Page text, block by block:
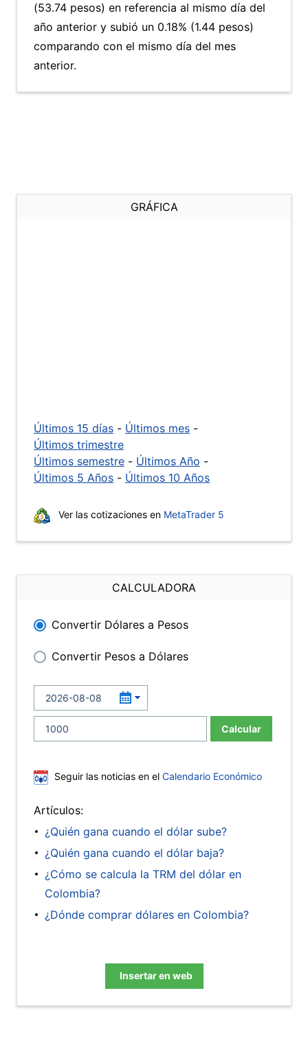
(53.74 pesos) en referencia al mismo día del
año anterior y subió un 0.18% (1.44 pesos)
comparando con el mismo día del mes
anterior.
GRÁFICA
Últimos 15 días - Últimos mes -
Últimos trimestre
Últimos semestre - Últimos Año -
Últimos 5 Años - Últimos 10 Años
Ver las cotizaciones en MetaTrader 5
CALCULADORA
Convertir Dólares a Pesos
Convertir Pesos a Dólares
Calcular
Seguir las noticias en el Calendario Económico
Artículos:
¿Quién gana cuando el dólar sube?
¿Quién gana cuando el dólar baja?
¿Cómo se calcula la TRM del dólar en
Colombia?
¿Dónde comprar dólares en Colombia?
Insertar en web